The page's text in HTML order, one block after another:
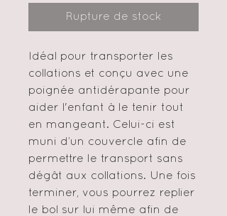
Rupture de stock
Idéal pour transporter les
collations et conçu avec une
poignée antidérapante pour
aider l'enfant à le tenir tout
en mangeant. Celui-ci est
muni d’un couvercle afin de
permettre le transport sans
dégât aux collations. Une fois
terminer, vous pourrez replier
le bol sur lui même afin de